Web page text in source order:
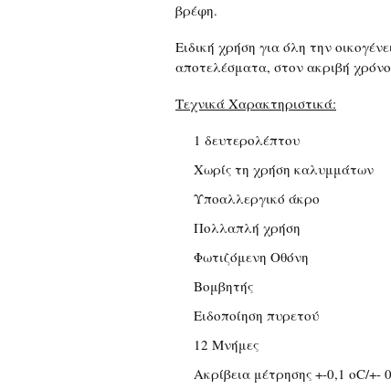
βρέφη.
Ειδική χρήση για όλη την
αποτελέσματα, στον ακριβή
Τεχνικά Χαρακτηριστικά:
1 δευτερολέπτου
Χωρίς τη χρήση καλυμμάτων
Υποαλλεργικό άκρο
Πολλαπλή χρήση
Φωτιζόμενη Οθόνη
Βομβητής
Ειδοποίηση πυρετού
12 Μνήμες
Ακρίβεια μέτρησης +-0,1 οC/+-